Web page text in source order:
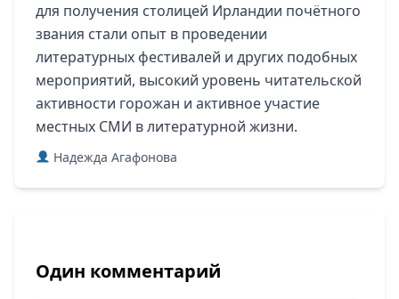
для получения столицей Ирландии почётного
звания стали опыт в проведении
литературных фестивалей и других подобных
мероприятий, высокий уровень читательской
активности горожан и активное участие
местных СМИ в литературной жизни.
Надежда Агафонова
Один комментарий